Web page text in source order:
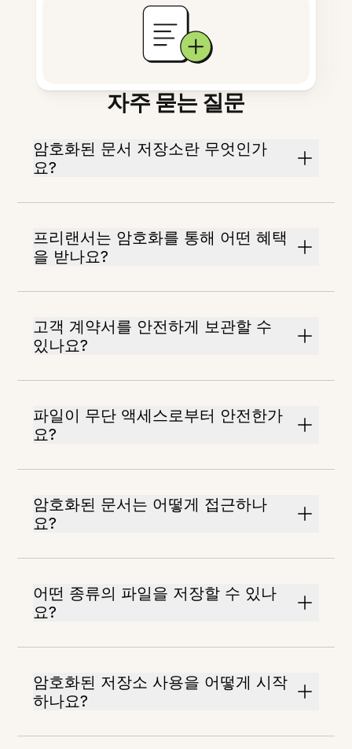
자주 묻는 질문
암호화된 문서 저장소란 무엇인가
요?
프리랜서는 암호화를 통해 어떤 혜택
을 받나요?
고객 계약서를 안전하게 보관할 수
있나요?
파일이 무단 액세스로부터 안전한가
요?
암호화된 문서는 어떻게 접근하나
요?
어떤 종류의 파일을 저장할 수 있나
요?
암호화된 저장소 사용을 어떻게 시작
하나요?